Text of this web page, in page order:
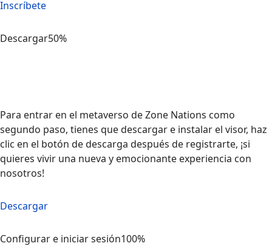
Inscríbete
Descargar50%
Para entrar en el metaverso de Zone Nations como
segundo paso, tienes que descargar e instalar el visor, haz
clic en el botón de descarga después de registrarte, ¡si
quieres vivir una nueva y emocionante experiencia con
nosotros!
Descargar
Configurar e iniciar sesión100%